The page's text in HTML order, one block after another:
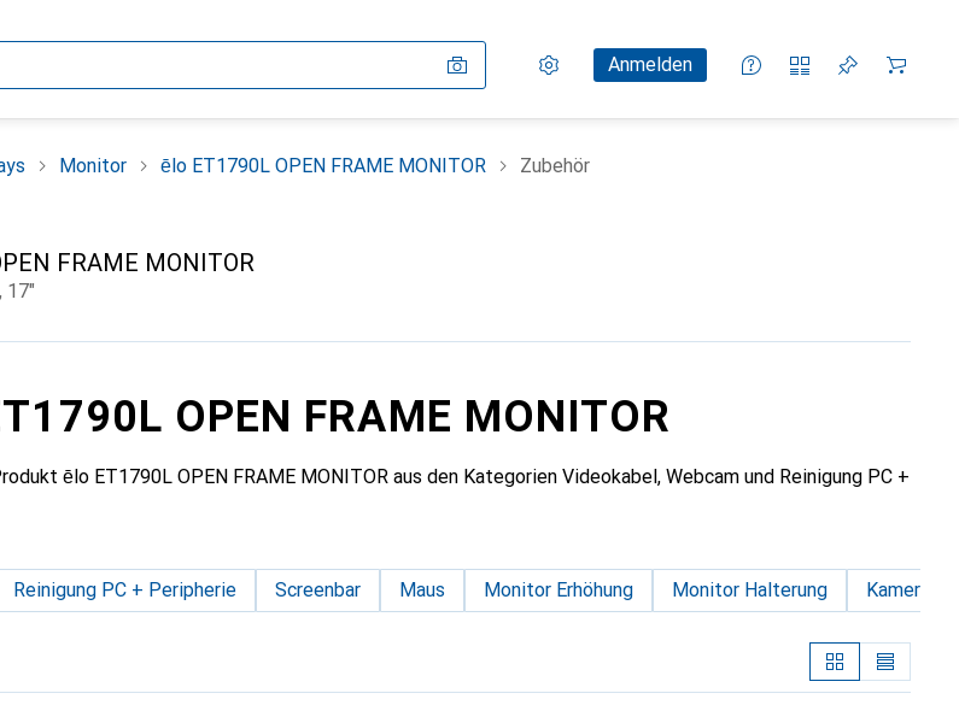
Einstellungen
KundenkontoAnmelden
Vergleichslisten
Merklisten
Warenkorb
Monitor ēlo ET1790L OPEN FRAME MONITOR Zubehör
FRAME MONITOR
17"
OPEN FRAME MONITOR
ēlo ET1790L OPEN FRAME MONITOR aus den Kategorien Videokabel, Webcam und Reinigung PC +
Reinigung PC + Peripherie Screenbar Maus Monitor Erhöhung Monitor Halterung